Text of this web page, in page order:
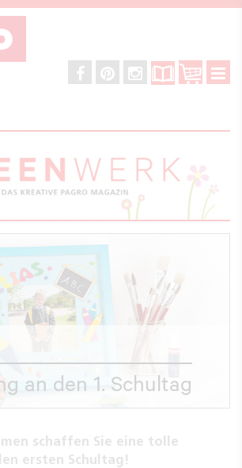
an den 1. Schultag
schaffen Sie eine tolle
ersten Schultag!